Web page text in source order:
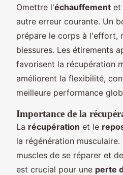
Omettre l'échauffement et
autre erreur courante. Un
prépare le corps à l'effort,
blessures. Les étirements
favorisent la récupération
améliorent la flexibilité,
meilleure performance
Importance de la
La récupération et le
la régénération
muscles de se réparer et
est crucial pour une perte